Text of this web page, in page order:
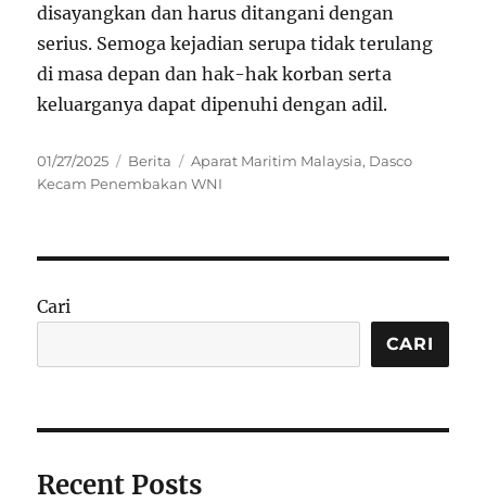
disayangkan dan harus ditangani dengan
serius. Semoga kejadian serupa tidak terulang
di masa depan dan hak-hak korban serta
keluarganya dapat dipenuhi dengan adil.
Posted
on
01/27/2025 Categories
Berita Tags
Aparat Maritim Malaysia, Dasco
Kecam Penembakan WNI
Cari
CARI
Recent Posts